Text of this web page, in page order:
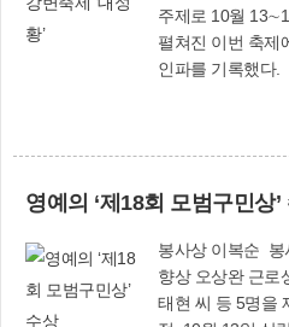
주제로 10월
펼쳐진 이번 축제
인파를 기록했다.
장에서 다문화가
을 가졌다. 특히 지
으로서 소중한 한
관객으로서 참여
환호하는 등 흥겨
영예의 ‘제18회 모범구민상’
봉사상 이복순
향상 오상완 근로상 양경준 사
태현 씨 등 5명을